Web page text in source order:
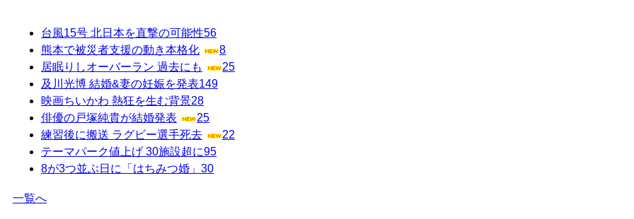
台風15号 北日本を直撃の可能性56
熊本で被災者支援の動き本格化
8
居眠りしオーバーラン 過去にも
25
及川光博 結婚&妻の妊娠を発表149
映画ちいかわ 熱狂を生む背景28
俳優の戸塚純貴が結婚発表
25
練習後に搬送 ラグビー選手死去
22
テーマパーク値上げ 30施設超に95
8が3つ並ぶ日に「はちみつ婚」 30
一覧へ